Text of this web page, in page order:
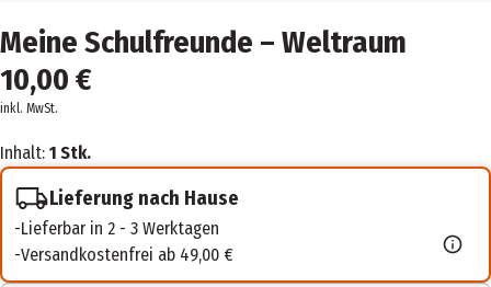
Meine Schulfreunde – Weltraum
10,00 €
inkl. MwSt.
Inhalt: 1 Stk.
Lieferung nach Hause
Lieferbar in 2 - 3 Werktagen
Versandkostenfrei ab 49,00 €